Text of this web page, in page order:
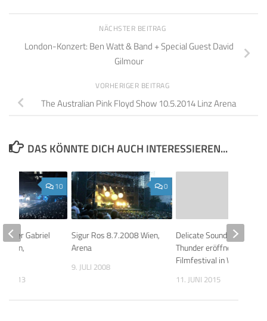
NÄCHSTER BEITRAG
London-Konzert: Ben Watt & Band + Special Guest David
Gilmour
VORHERIGER BEITRAG
The Australian Pink Floyd Show 10.5.2014 Linz Arena
DAS KÖNNTE DICH AUCH INTERESSIEREN...
0
Sigur Ros 8.7.2008 Wien,
Arena
9. JULI 2008
Delicate Sound Of
Thunder eröffnet
Filmfestival in Wien
11. JUNI 2015
10
Peter Gabriel
Wien,
2013